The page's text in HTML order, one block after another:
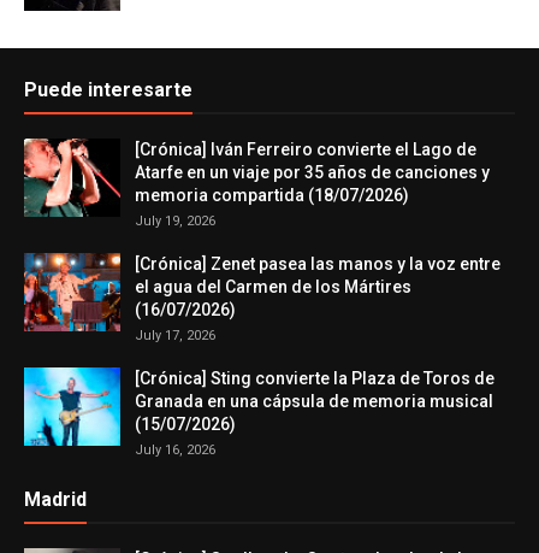
Puede interesarte
[Crónica] Iván Ferreiro convierte el Lago de
Atarfe en un viaje por 35 años de canciones y
memoria compartida (18/07/2026)
July 19, 2026
[Crónica] Zenet pasea las manos y la voz entre
el agua del Carmen de los Mártires
(16/07/2026)
July 17, 2026
[Crónica] Sting convierte la Plaza de Toros de
Granada en una cápsula de memoria musical
(15/07/2026)
July 16, 2026
Madrid